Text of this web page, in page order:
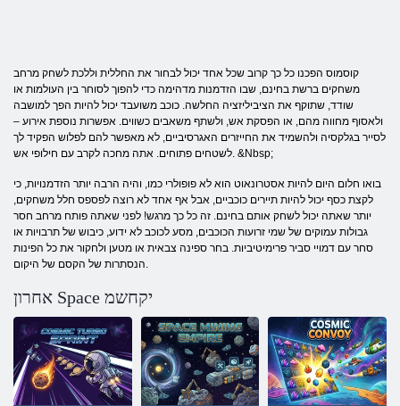
קוסמוס הפכנו כל כך קרוב שכל אחד יכול לבחור את החללית וללכת לשחק מרחב
משחקים ברשת בחינם, שבו הזדמנות מדהימה כדי להפוך לסוחר בין העולמות או
שודד, שתוקף את הציביליזציה החלשה. כוכב משועבד יכול להיות הפך למושבה
ולאסוף מחווה מהם, או הפסקת אש, ולשתף משאבים כשווים. אפשרות נוספת אירוע –
לסייר בגלקסיה ולהשמיד את החייזרים האגרסיביים, לא מאפשר להם לפלוש הפקיד לך
לשטחים פתוחים. אתה מחכה לקרב עם חילופי אש. &Nbsp;
בואו חלום היום להיות אסטרונאוט הוא לא פופולרי כמו, והיה הרבה יותר הזדמנויות, כי
לקצת כסף יכול להיות תיירים כוכביים, אבל אף אחד לא רוצה לפספס חלל משחקים,
יותר שאתה יכול לשחק אותם בחינם. זה כל כך מרגש! לפני שאתה פותח מרחב חסר
גבולות עמוקים של שמי זרועות הכוכבים, מסע לכוכב לא ידוע, כיבוש של תרבויות או
סחר עם דמויי סביר פרימיטיביות. בחר ספינה צבאית או מטען ולחקור את כל הפינות
אחרון Space יקחשמ